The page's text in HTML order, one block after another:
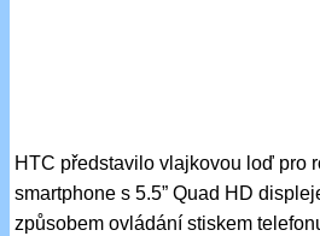
HTC představilo vlajkovou loď pro
smartphone s 5.5” Quad HD
způsobem ovládání stiskem